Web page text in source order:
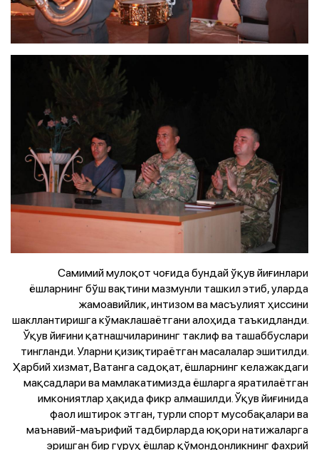
Самимий мулоқот чоғида бундай ўқув йиғинлари
ёшларнинг бўш вақтини мазмунли ташкил этиб, уларда
жамоавийлик, интизом ва масъулият ҳиссини
шакллантиришга кўмаклашаётгани алоҳида таъкидланди.
Ўқув йиғини қатнашчиларининг таклиф ва ташаббуслари
тингланди. Уларни қизиқтираётган масалалар эшитилди.
Ҳарбий хизмат, Ватанга садоқат, ёшларнинг келажакдаги
мақсадлари ва мамлакатимизда ёшларга яратилаётган
имкониятлар ҳақида фикр алмашилди. Ўқув йиғинида
фаол иштирок этган, турли спорт мусобақалари ва
маънавий-маърифий тадбирларда юқори натижаларга
эришган бир гуруҳ ёшлар қўмондонликнинг фахрий